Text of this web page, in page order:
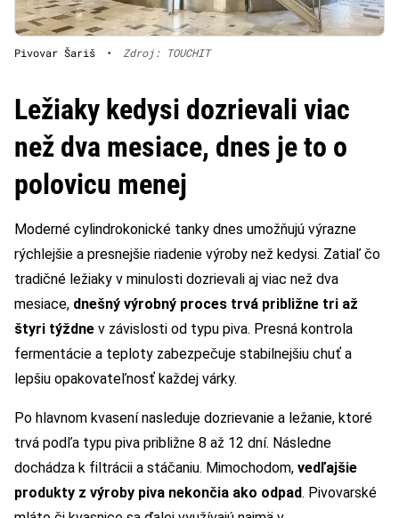
Pivovar Šariš • Zdroj: TOUCHIT
Ležiaky kedysi dozrievali viac
než dva mesiace, dnes je to o
polovicu menej
Moderné cylindrokonické tanky dnes umožňujú výrazne
rýchlejšie a presnejšie riadenie výroby než kedysi. Zatiaľ čo
tradičné ležiaky v minulosti dozrievali aj viac než dva
mesiace, dnešný výrobný proces trvá približne tri až
štyri týždne v závislosti od typu piva. Presná kontrola
fermentácie a teploty zabezpečuje stabilnejšiu chuť a
lepšiu opakovateľnosť každej várky.
Po hlavnom kvasení nasleduje dozrievanie a ležanie, ktoré
trvá podľa typu piva približne 8 až 12 dní. Následne
dochádza k filtrácii a stáčaniu. Mimochodom, vedľajšie
produkty z výroby piva nekončia ako odpad. Pivovarské